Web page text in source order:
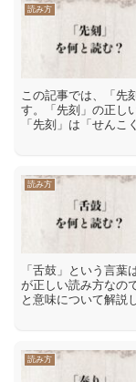
読み方
この記事では、「先
す。「先刻」の正し
「先刻」は「せん
読み方
「舌鼓」という言
が正しい読み方なの
と意味について解説
読み方